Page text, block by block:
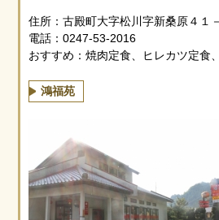
住所：古殿町大字松川字新桑原４１
電話：0247-53-2016
おすすめ：焼肉定食、ヒレカツ定食
鴻福苑